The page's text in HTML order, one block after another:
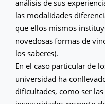
análisis de sus
las modalidades
que ellos mismos
novedosas formas de
los saberes).
En el caso particular de
universidad ha
dificultades, como ser